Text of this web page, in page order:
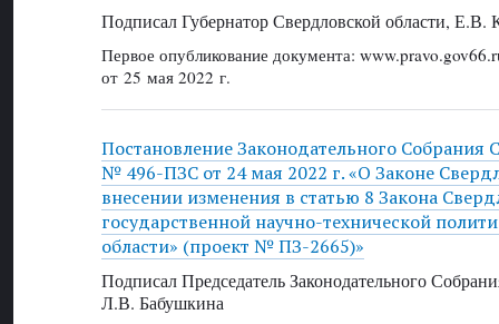
Подписал Губернатор Свердловской области, Е.В.
Первое опубликование документа:
от 25 мая 2022 г.
Постановление Законодательного Собрания
№ 496-ПЗС от 24 мая 2022 г. «О Законе
внесении изменения в статью 8 Закона
государственной научно-технической
области» (проект № ПЗ-2665)»
Подписал Председатель Законодательного
Л.В. Бабушкина